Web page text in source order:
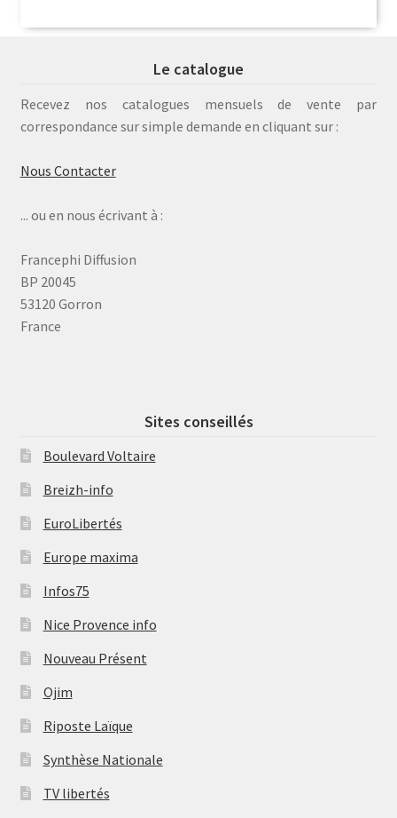
Le catalogue
Recevez nos catalogues mensuels de vente par
correspondance sur simple demande en cliquant sur :
Nous Contacter
... ou en nous écrivant à :
Francephi Diffusion
BP 20045
53120 Gorron
France
Sites conseillés
Boulevard Voltaire
Breizh-info
EuroLibertés
Europe maxima
Infos75
Nice Provence info
Nouveau Présent
Ojim
Riposte Laïque
Synthèse Nationale
TV libertés